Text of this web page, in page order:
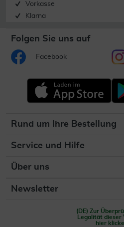
Vorkasse
Klarna
Folgen Sie uns auf
Facebook
Rund um Ihre Bestellung
Service und Hilfe
Über uns
Newsletter
(DE) Zur
Legalität dieser
hier